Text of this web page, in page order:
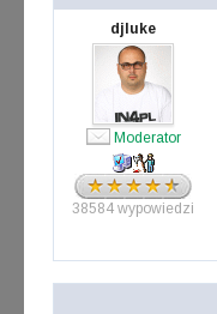
djluke
Moderator
38584 wypowiedzi